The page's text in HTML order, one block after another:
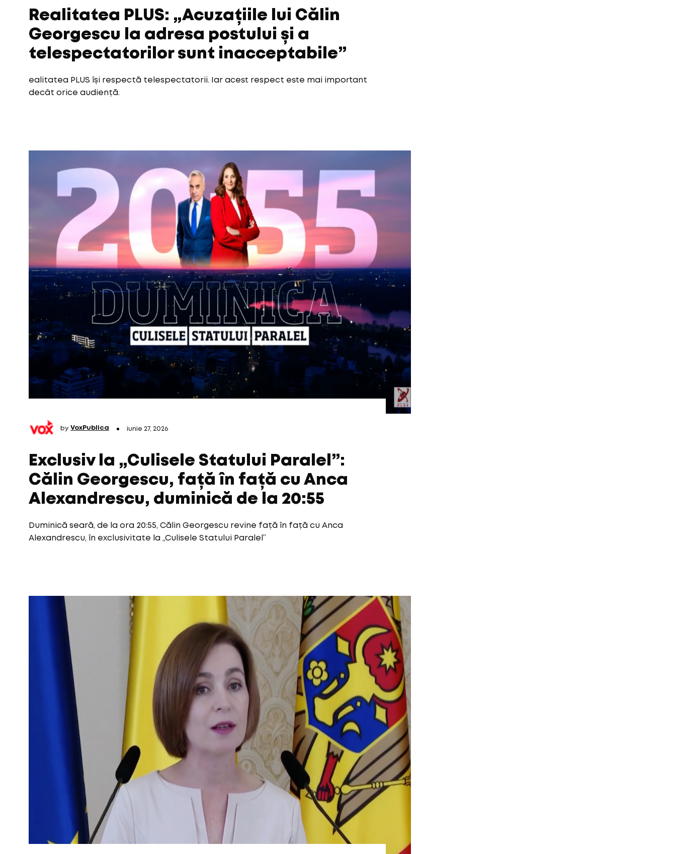
Realitatea PLUS: „Acuzațiile lui Călin
Georgescu la adresa postului și a
telespectatorilor sunt inacceptabile”
ealitatea PLUS își respectă telespectatorii. Iar acest respect este mai important
decât orice audiență.
by VoxPublica iunie 27, 2026
Exclusiv la „Culisele Statului Paralel”:
Călin Georgescu, față în față cu Anca
Alexandrescu, duminică de la 20:55
Duminică seară, de la ora 20:55, Călin Georgescu revine față în față cu Anca
Alexandrescu, în exclusivitate la „Culisele Statului Paralel”